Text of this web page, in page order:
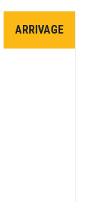
ARRIVAGE